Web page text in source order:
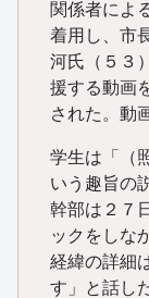
関係者によ
着用し、市
河氏（５３
援する動画
された。動
学生は「（
いう趣旨の
幹部は２７
ックをしな
経緯の詳細
す」と話し